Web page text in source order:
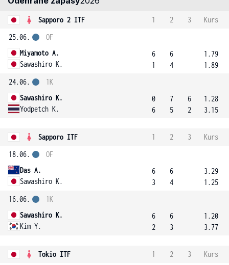
Sapporo 2 ITF 1 2 3
Kurs
25.06.
Miyamoto A.
Sawashiro K.
OF
6
1
6
4
1.79
1.89
24.06.
Sawashiro K.
Yodpetch K.
1K
0
6
7
5
6
2
1.28
3.15
Sapporo ITF 1 2 3
Kurs
18.06.
Das A.
Sawashiro K.
OF
6
3
6
4
3.29
1.25
16.06.
Sawashiro K.
Kim Y.
1K
6
2
6
3
1.20
3.77
Tokio ITF 1 2 3
Kurs